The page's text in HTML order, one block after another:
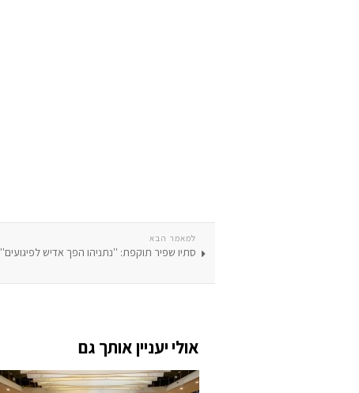
למאמר הבא
סתיו שפיר תוקפת: ''נתניהו הפך אדיש לפיגועים''
אולי יעניין אותך גם